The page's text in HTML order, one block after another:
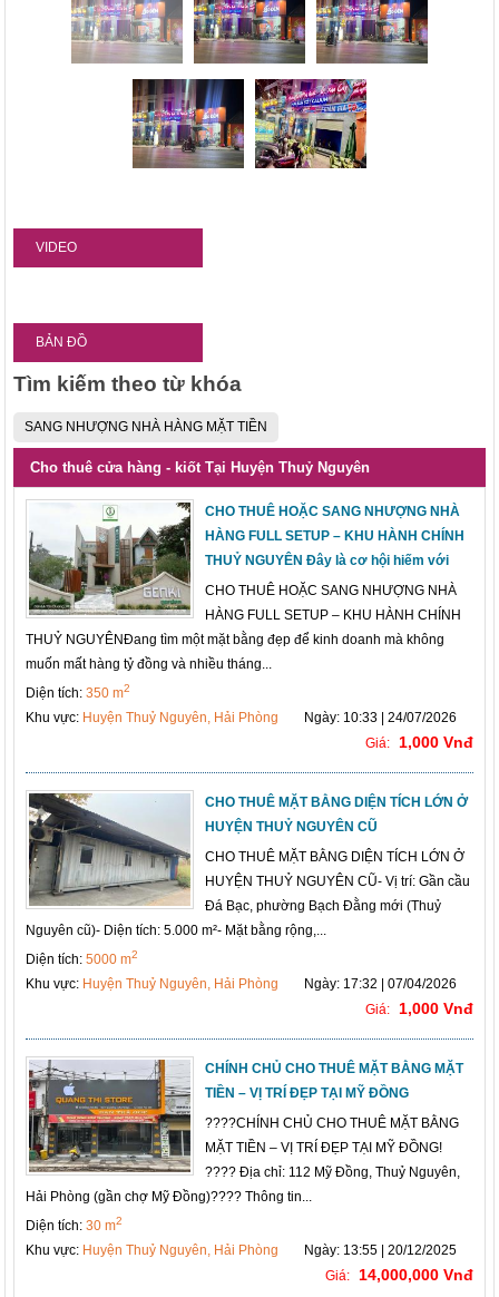
VIDEO
BẢN ĐỒ
Tìm kiếm theo từ khóa
SANG NHƯỢNG NHÀ HÀNG MẶT TIỀN
Cho thuê cửa hàng - kiốt Tại Huyện Thuỷ Nguyên
CHO THUÊ HOẶC SANG NHƯỢNG NHÀ
HÀNG FULL SETUP – KHU HÀNH CHÍNH
THUỶ NGUYÊN Đây là cơ hội hiếm với
CHO THUÊ HOẶC SANG NHƯỢNG NHÀ
HÀNG FULL SETUP – KHU HÀNH CHÍNH
THUỶ NGUYÊNĐang tìm một mặt bằng đẹp để kinh doanh mà không
muốn mất hàng tỷ đồng và nhiều tháng...
Diện tích:350 m2
Khu vực: Huyện Thuỷ Nguyên, Hải Phòng
Ngày: 10:33 | 24/07/2026
Giá:
1,000 Vnđ
CHO THUÊ MẶT BẰNG DIỆN TÍCH LỚN Ở
HUYỆN THUỶ NGUYÊN CŨ
CHO THUÊ MẶT BẰNG DIỆN TÍCH LỚN Ở
HUYỆN THUỶ NGUYÊN CŨ- Vị trí: Gần cầu
Đá Bạc, phường Bạch Đằng mới (Thuỷ
Nguyên cũ)- Diện tích: 5.000 m²- Mặt bằng rộng,...
Diện tích:5000 m2
Khu vực: Huyện Thuỷ Nguyên, Hải Phòng
Ngày: 17:32 | 07/04/2026
Giá:
1,000 Vnđ
CHÍNH CHỦ CHO THUÊ MẶT BẰNG MẶT
TIỀN – VỊ TRÍ ĐẸP TẠI MỸ ĐỒNG
????CHÍNH CHỦ CHO THUÊ MẶT BẰNG
MẶT TIỀN – VỊ TRÍ ĐẸP TẠI MỸ ĐỒNG!
???? Địa chỉ: 112 Mỹ Đồng, Thuỷ Nguyên,
Hải Phòng (gần chợ Mỹ Đồng)???? Thông tin...
Diện tích:30 m2
Khu vực: Huyện Thuỷ Nguyên, Hải Phòng
Ngày: 13:55 | 20/12/2025
Giá:
14,000,000 Vnđ